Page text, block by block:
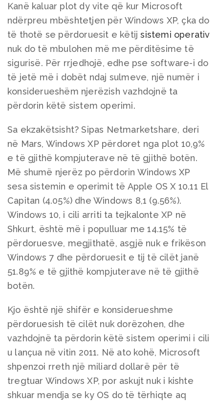
Kanë kaluar plot dy vite që kur Microsoft
ndërpreu mbështetjen për Windows XP, çka do
të thotë se përdoruesit e këtijsistemi operativ
nuk do të mbulohen më me përditësime të
sigurisë. Për rrjedhojë, edhe pse software-i do
të jetë më i dobët ndaj sulmeve, një numër i
konsiderueshëm njerëzish vazhdojnë ta
përdorin këtë sistem operimi.
Sa ekzakëtsisht? Sipas Netmarketshare, deri
në Mars, Windows XP përdoret nga plot 10,9%
e të gjithë kompjuterave në të gjithë botën.
Më shumë njerëz po përdorin Windows XP
sesa sistemin e operimit të Apple OS X 10.11 El
Capitan (4.05%) dhe Windows 8,1 (9.56%).
Windows 10, i cili arriti ta tejkalonte XP në
Shkurt, është më i populluar me 14.15% të
përdoruesve, megjithatë, asgjë nuk e frikëson
Windows 7 dhe përdoruesit e tij të cilët janë
51.89% e të gjithë kompjuterave në të gjithë
botën.
Kjo është një shifër e konsiderueshme
përdoruesish të cilët nuk dorëzohen, dhe
vazhdojnë ta përdorin këtë sistem operimi i cili
u lançua në vitin 2011. Në ato kohë, Microsoft
shpenzoi rreth një miliard dollarë për të
tregtuar Windows XP, por askujt nuk i kishte
shkuar mendja se ky OS do të tërhiqte aq